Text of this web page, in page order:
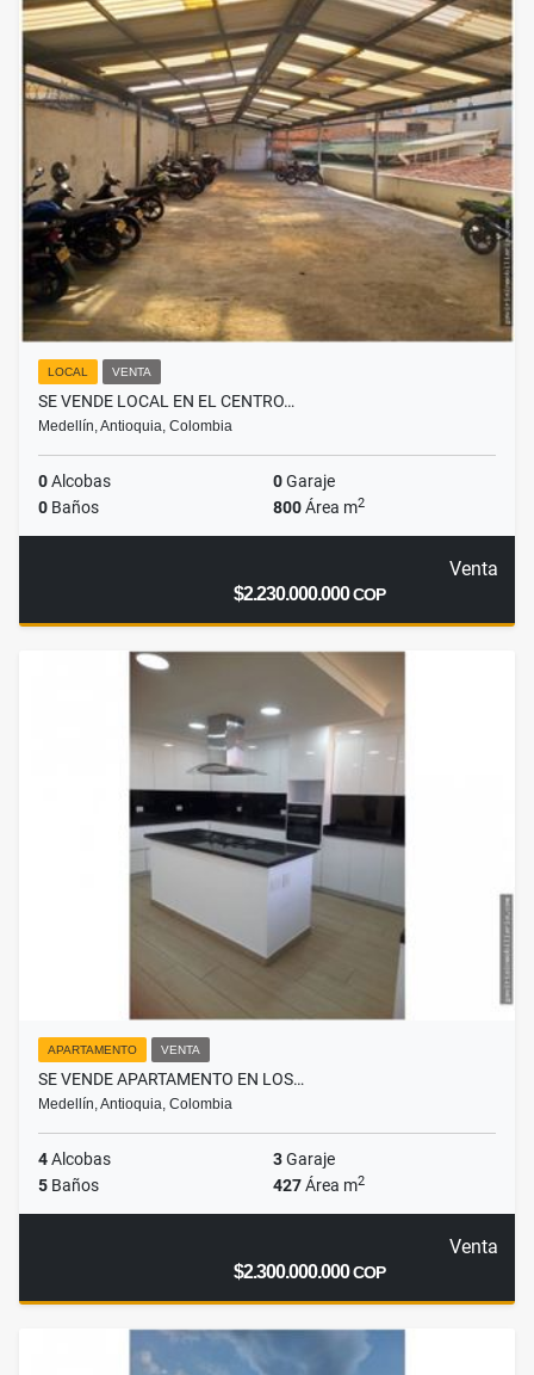
LOCAL VENTA
SE VENDE LOCAL EN EL CENTRO…
Medellín, Antioquia, Colombia
0Alcobas 0Garaje
0 Baños 800Área m2
Venta
$2.230.000.000COP
APARTAMENTO VENTA
SE VENDE APARTAMENTO EN LOS…
Medellín, Antioquia, Colombia
4Alcobas 3Garaje
5 Baños 427Área m2
Venta
$2.300.000.000COP